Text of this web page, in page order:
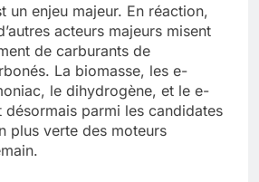
un enjeu majeur. En réaction,
acteurs majeurs misent
de carburants de
La biomasse, les e-
le dihydrogène, et le e-
désormais parmi les candidates
plus verte des moteurs